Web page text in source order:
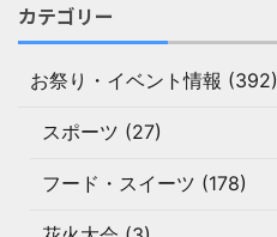
カテゴリー
お祭り・イベント情報 (392)
スポーツ (27)
フード・スイーツ (178)